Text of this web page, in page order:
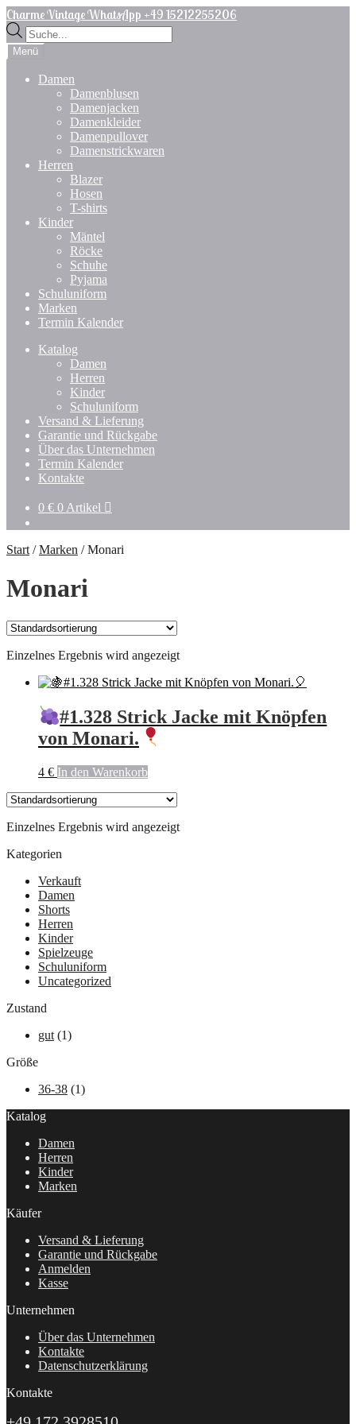
Zur
Navigation
springen
Zum
Inhalt
springen
Charme Vintage WhatsApp +49 15212255206
Products
search
Menü
Damen
Damenblusen
Damenjacken
Damenkleider
Damenpullover
Damenstrickwaren
Herren
Blazer
Hosen
T-shirts
Kinder
Mäntel
Röcke
Schuhe
Pyjama
Schuluniform
Marken
Termin Kalender
Katalog
Damen
Herren
Kinder
Schuluniform
Versand & Lieferung
Garantie und Rückgabe
Über das Unternehmen
Termin Kalender
Kontakte
0 € 0 Artikel
Start /Marken /Monari
Monari
Einzelnes Ergebnis wird angezeigt
#1.328 Strick Jacke mit Knöpfen
von Monari.
4 € In den Warenkorb
Einzelnes Ergebnis wird angezeigt
Kategorien
Verkauft
Damen
Shorts
Herren
Kinder
Spielzeuge
Schuluniform
Uncategorized
Zustand
gut (1)
Größe
36-38 (1)
Katalog
Damen
Herren
Kinder
Marken
Käufer
Versand & Lieferung
Garantie und Rückgabe
Anmelden
Kasse
Unternehmen
Über das Unternehmen
Kontakte
Datenschutzerklärung
Kontakte